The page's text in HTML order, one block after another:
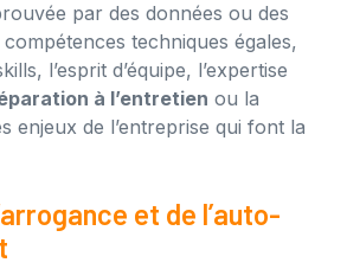
par des données ou des
techniques égales,
l’esprit d’équipe, l’expertise
à l’entretien ou la
enjeux de l’entreprise qui font la
et de l’auto-